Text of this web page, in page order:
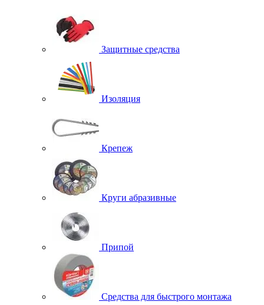
Защитные средства
Изоляция
Крепеж
Круги абразивные
Припой
Средства для быстрого монтажа